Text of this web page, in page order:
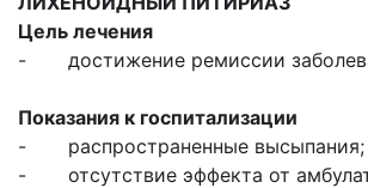
Цель лечения
- достижение ремиссии
Показания к госпитализации
- распространенные высыпания;
- отсутствие эффекта от